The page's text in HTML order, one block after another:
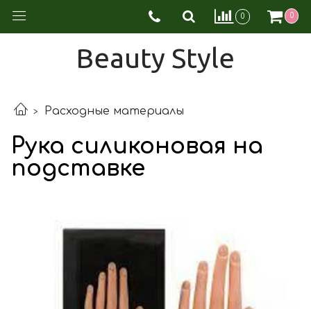
0 0
Beauty Style
Расходные материалы
Рука силиконовая на
подставке